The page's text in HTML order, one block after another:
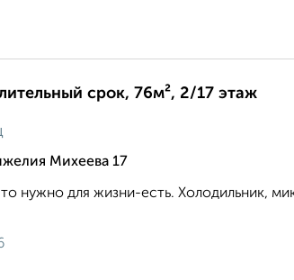
срок, 76м², 2/17 этаж
Михеева 17
нужно для жизни-есть. Холодильник,